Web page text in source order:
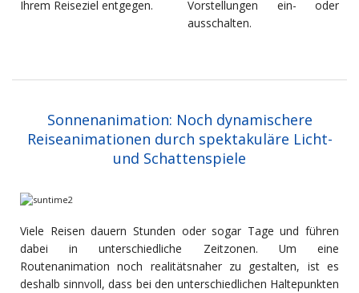
Ihrem Reiseziel entgegen.
Vorstellungen ein- oder
ausschalten.
Sonnenanimation: Noch dynamischere
Reiseanimationen durch spektakuläre Licht-
und Schattenspiele
Viele Reisen dauern Stunden oder sogar Tage und führen
dabei in unterschiedliche Zeitzonen. Um eine
Routenanimation noch realitätsnaher zu gestalten, ist es
deshalb sinnvoll, dass bei den unterschiedlichen Haltepunkten